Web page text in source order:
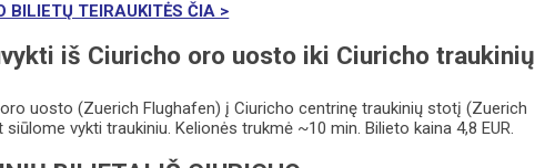
BILIETŲ TEIRAUKITĖS ČIA >
iš Ciuricho oro uosto iki Ciuricho traukinių
uosto (Zuerich Flughafen) į Ciuricho centrinę traukinių stotį (Zuerich
siūlome vykti traukiniu. Kelionės trukmė ~10 min. Bilieto kaina 4,8 EUR.